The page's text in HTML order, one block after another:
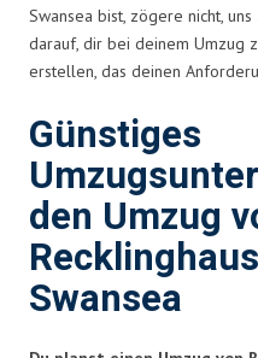
Swansea bist, zögere nicht,
darauf, dir bei deinem Umzug
erstellen, das deinen
Günstiges
den Umzug
Swansea